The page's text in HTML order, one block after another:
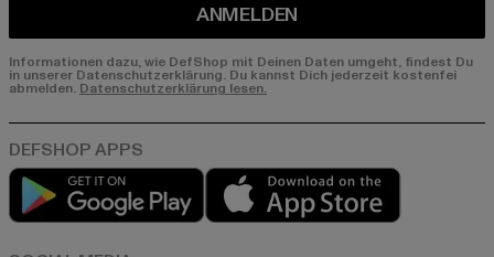
ANMELDEN
Informationen dazu, wie DefShop mit Deinen Daten umgeht, findest Du
in unserer Datenschutzerklärung. Du kannst Dich jederzeit kostenfei
abmelden. Datenschutzerklärung lesen.
Play market